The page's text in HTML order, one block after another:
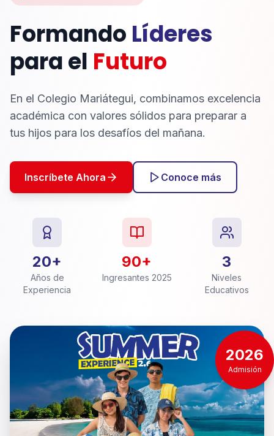
Formando Líderes
para el Futuro
En el Colegio Mariátegui, combinamos excelencia
académica con valores sólidos para preparar a
tus hijos para los desafíos del mañana.
Inscríbete Ahora Conoce más
20+
Años de
Experiencia
90+
Ingresantes 2025
3
Niveles
Educativos
2026
Admisión